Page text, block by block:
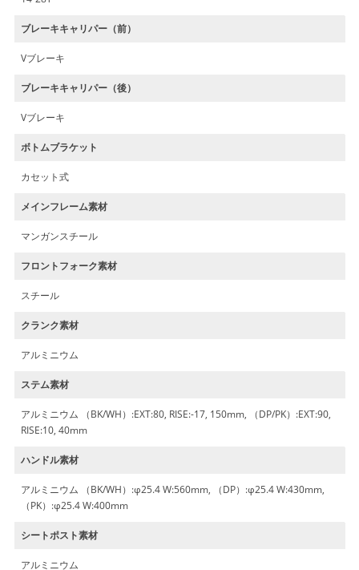
ブレーキキャリパー（前）
Vブレーキ
ブレーキキャリパー（後）
Vブレーキ
ボトムブラケット
カセット式
メインフレーム素材
マンガンスチール
フロントフォーク素材
スチール
クランク素材
アルミニウム
ステム素材
アルミニウム （BK/WH）:EXT:80, RISE:-17, 150mm, （DP/PK）:EXT:90,
RISE:10, 40mm
ハンドル素材
アルミニウム （BK/WH）:φ25.4 W:560mm, （DP）:φ25.4 W:430mm,
（PK）:φ25.4 W:400mm
シートポスト素材
アルミニウム